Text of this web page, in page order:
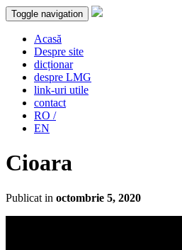
Toggle navigation
Acasă
Despre site
dicționar
despre LMG
link-uri utile
contact
RO /
EN
Cioara
Publicat in octombrie 5, 2020